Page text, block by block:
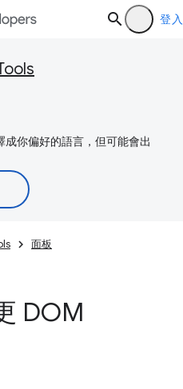
登入
你偏好的語言，但可能會出
面板
DOM